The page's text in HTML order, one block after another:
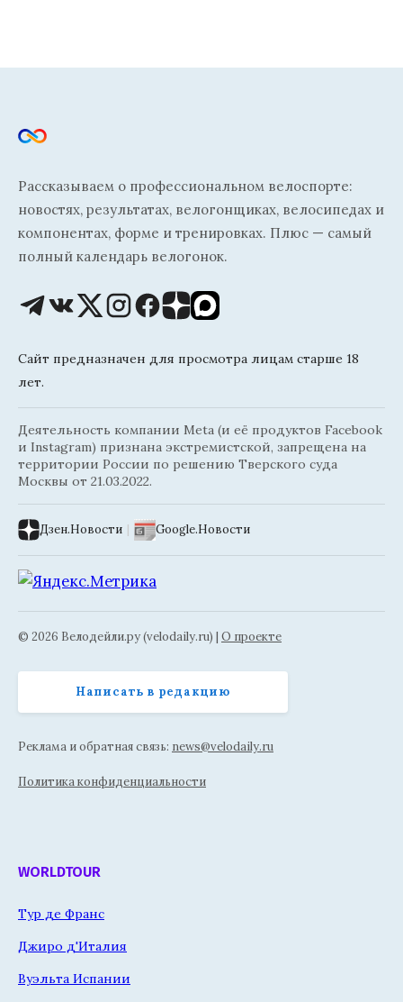
Рассказываем о профессиональном велоспорте:
новостях, результатах, велогонщиках, велосипедах и
компонентах, форме и тренировках. Плюс — самый
полный календарь велогонок.
Сайт предназначен для просмотра лицам старше 18
лет.
Деятельность компании Meta (и её продуктов Facebook
и Instagram) признана экстремистской, запрещена на
территории России по решению Тверского суда
Москвы от 21.03.2022.
Дзен.Новости | Google.Новости
© 2026 Велодейли.ру (velodaily.ru) | О проекте
Написать в редакцию
Реклама и обратная связь: news@velodaily.ru
Политика конфиденциальности
WORLDTOUR
Тур де Франс
Джиро д'Италия
Вуэльта Испании